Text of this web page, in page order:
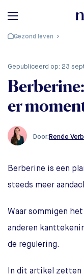
Gezond leven
gepubliceerd op: 23
er
Door: Renée
Berberine is een
steeds meer
Waar sommigen
anderen
de regulering.
In dit artikel zetten